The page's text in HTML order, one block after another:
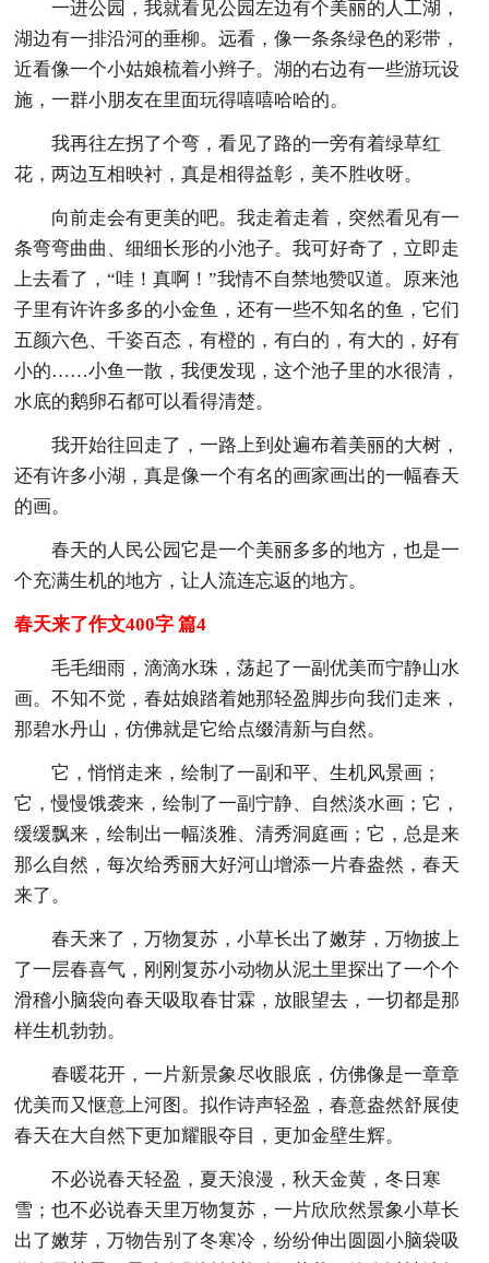
一进公园，我就看见公园左边有个美丽的人工湖，
湖边有一排沿河的垂柳。远看，像一条条绿色的彩带，
近看像一个小姑娘梳着小辫子。湖的右边有一些游玩设
施，一群小朋友在里面玩得嘻嘻哈哈的。
我再往左拐了个弯，看见了路的一旁有着绿草红
花，两边互相映衬，真是相得益彰，美不胜收呀。
向前走会有更美的吧。我走着走着，突然看见有一
条弯弯曲曲、细细长形的小池子。我可好奇了，立即走
上去看了，“哇！真啊！”我情不自禁地赞叹道。原来池
子里有许许多多的小金鱼，还有一些不知名的鱼，它们
五颜六色、千姿百态，有橙的，有白的，有大的，好有
小的……小鱼一散，我便发现，这个池子里的水很清，
水底的鹅卵石都可以看得清楚。
我开始往回走了，一路上到处遍布着美丽的大树，
还有许多小湖，真是像一个有名的画家画出的一幅春天
的画。
春天的人民公园它是一个美丽多多的地方，也是一
个充满生机的地方，让人流连忘返的地方。
春天来了作文400字 篇4
毛毛细雨，滴滴水珠，荡起了一副优美而宁静山水
画。不知不觉，春姑娘踏着她那轻盈脚步向我们走来，
那碧水丹山，仿佛就是它给点缀清新与自然。
它，悄悄走来，绘制了一副和平、生机风景画；
它，慢慢饿袭来，绘制了一副宁静、自然淡水画；它，
缓缓飘来，绘制出一幅淡雅、清秀洞庭画；它，总是来
那么自然，每次给秀丽大好河山增添一片春盎然，春天
来了。
春天来了，万物复苏，小草长出了嫩芽，万物披上
了一层春喜气，刚刚复苏小动物从泥土里探出了一个个
滑稽小脑袋向春天吸取春甘霖，放眼望去，一切都是那
样生机勃勃。
春暖花开，一片新景象尽收眼底，仿佛像是一章章
优美而又惬意上河图。拟作诗声轻盈，春意盎然舒展使
春天在大自然下更加耀眼夺目，更加金壁生辉。
不必说春天轻盈，夏天浪漫，秋天金黄，冬日寒
雪；也不必说春天里万物复苏，一片欣欣然景象小草长
出了嫩芽，万物告别了冬寒冷，纷纷伸出圆圆小脑袋吸